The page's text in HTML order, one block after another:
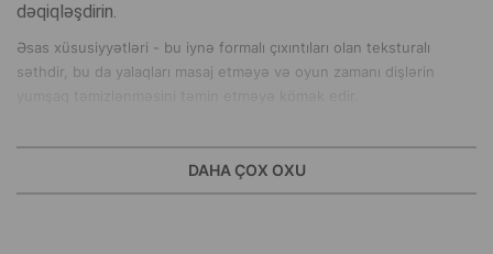
dəqiqləşdirin.
Əsas xüsusiyyətləri - bu iynə formalı çıxıntıları olan teksturalı
səthdir, bu da yalaqları masaj etməyə və oyun zamanı dişlərin
koordinasiyasını inkişaf etdirməyə kömək edir.
DAHA ÇOX OXU